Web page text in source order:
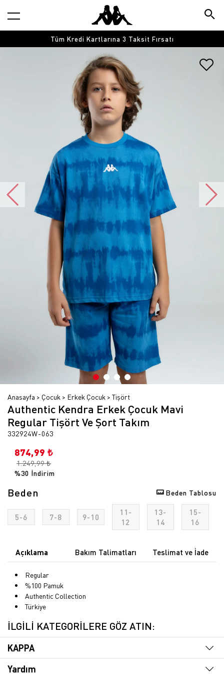
Tüm Kredi Kartlarına 3 Taksit Fırsatı
Anasayfa Çocuk Erkek Çocuk Tişört
Authentic Kendra Erkek Çocuk Mavi
Regular Tişört Ve Şort Takım
332924W-063
874,99 ₺
1.249,99 ₺
%30 İndirim
Beden Beden Tablosu
5-6 7-8 9-10
11-
12
13-
14
15-
16
Açıklama Bakım Talimatları Teslimat ve İade
Regular
%100 Pamuk
Authentic Collection
Türkiye
İLGİLİ KATEGORİLERE GÖZ ATIN:
KAPPA
Yardım